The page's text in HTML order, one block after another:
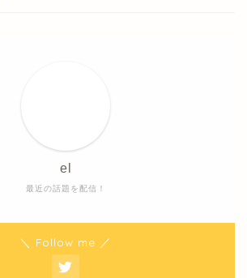
最近の話題を配信！
el
＼ Follow me ／